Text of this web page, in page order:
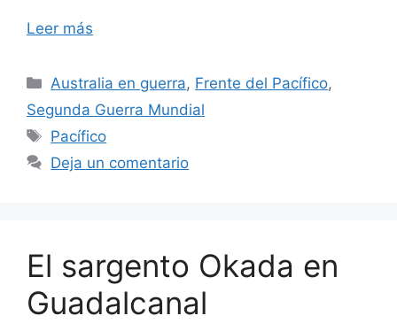
Leer más
Categorías
Australia en guerra, Frente del Pacífico,
Segunda Guerra Mundial
Etiquetas
Pacífico
Deja un comentario
El sargento Okada en
Guadalcanal